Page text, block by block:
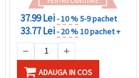
37.99 Lei- 10 %5-9 pachet
33.77 Lei- 20 %10 pachet +
ADAUGA IN COS